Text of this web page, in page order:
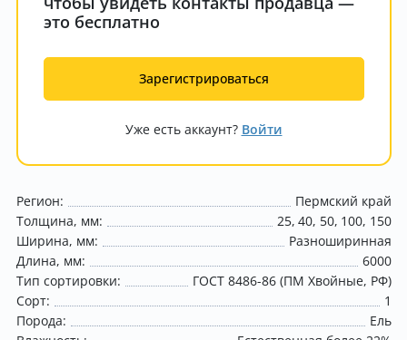
Регион:
Пермский край
Толщина, мм:
25 40 50 100 150
Ширина, мм:
Разноширинная
Длина, мм:
6000
Тип сортировки:
ГОСТ 8486-86 (ПМ Хвойные, РФ)
Сорт:
1
Порода:
Ель
это бесплатно
Зарегистрироваться
Уже есть аккаунт? Войти